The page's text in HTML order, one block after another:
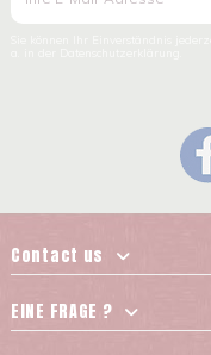
Contact us
EINE FRAGE ?